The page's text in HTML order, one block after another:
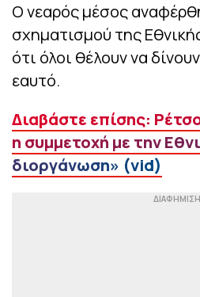
Ο νεαρός μέσος
σχηματισμού της
ότι όλοι θέλουν να
εαυτό.
Διαβάστε επίσης:
η συμμετοχή με την
διοργάνωση» (vid)